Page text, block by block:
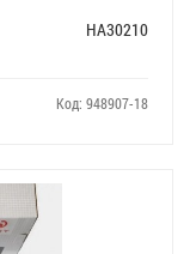
HA30210
Код: 948907-18